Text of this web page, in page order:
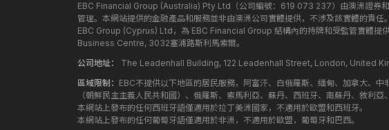
EBC Financial Group (Australia) Pty Ltd（公司編號：619 073 237）由澳洲證券
管理。本網站提供的金融產品和服務並非由澳洲公司實體提供，不涉及該實體的責任。
EBC Group (Cyprus) Ltd，為 EBC Financial Group 結構內的持牌和受監管實體
Business Centre, 3032塞浦路斯利馬索爾。
公司地址： The Leadenhall Building, 122 Leadenhall Street, London, United
區域限制： EBC不提供以下地區的居民服務，阿富汗、白俄羅斯、緬甸、加拿大、
（朝鮮民主主義人民共和國）、俄羅斯、索馬利亞、蘇丹、西班牙、南蘇丹、敘利
本網站上發布的任何西班牙語僅適用於拉丁美洲國家，不適用於歐盟和西班牙。
本網站上發布的任何葡萄牙語僅適用於非洲，不適用於歐盟，葡萄牙和巴西。